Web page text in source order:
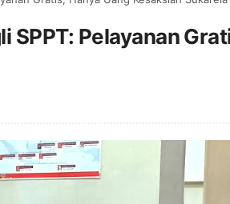
SPPT: Pelayanan